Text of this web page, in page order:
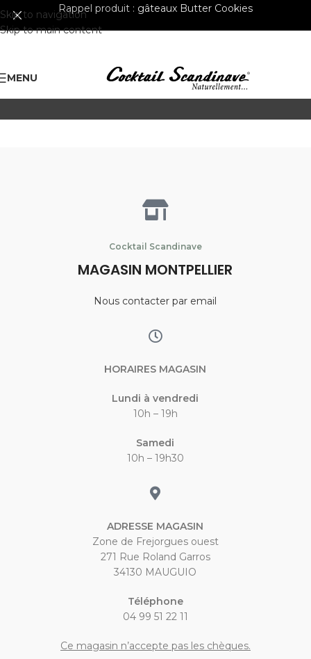
Skip to navigation
Skip to main content
Rappel produit : gâteaux Butter Cookies
MENU
Cocktail Scandinave
MAGASIN MONTPELLIER
Nous contacter par email
HORAIRES MAGASIN
Lundi à vendredi
10h – 19h
Samedi
10h – 19h30
ADRESSE MAGASIN
Zone de Frejorgues ouest
271 Rue Roland Garros
34130 MAUGUIO
Téléphone
04 99 51 22 11
Ce magasin n’accepte pas les chèques.